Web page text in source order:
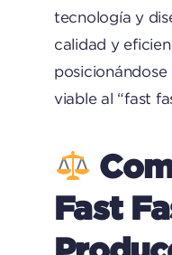
tecnología y
calidad y
viable al “fast
Fast